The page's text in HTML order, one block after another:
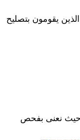
يقومون بتصليح
حيث نعنى بفحص